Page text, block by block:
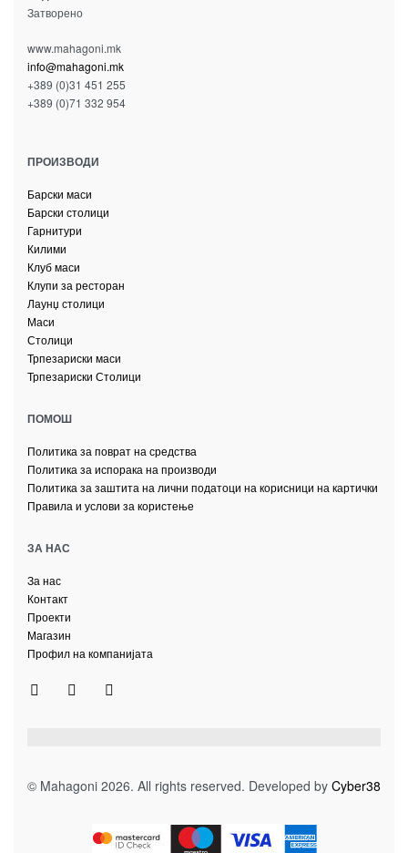
Затворено
www.mahagoni.mk
info@mahagoni.mk
+389 (0)31 451 255
+389 (0)71 332 954
ПРОИЗВОДИ
Барски маси
Барски столици
Гарнитури
Килими
Клуб маси
Клупи за ресторан
Лаунџ столици
Маси
Столици
Трпезариски маси
Трпезариски Столици
ПОМОШ
Политика за поврат на средства
Политика за испорака на производи
Политика за заштита на лични податоци на корисници на картички
Правила и услови за користење
ЗА НАС
За нас
Контакт
Проекти
Магазин
Профил на компанијата
© Mahagoni 2026. All rights reserved. Developed by Cyber38